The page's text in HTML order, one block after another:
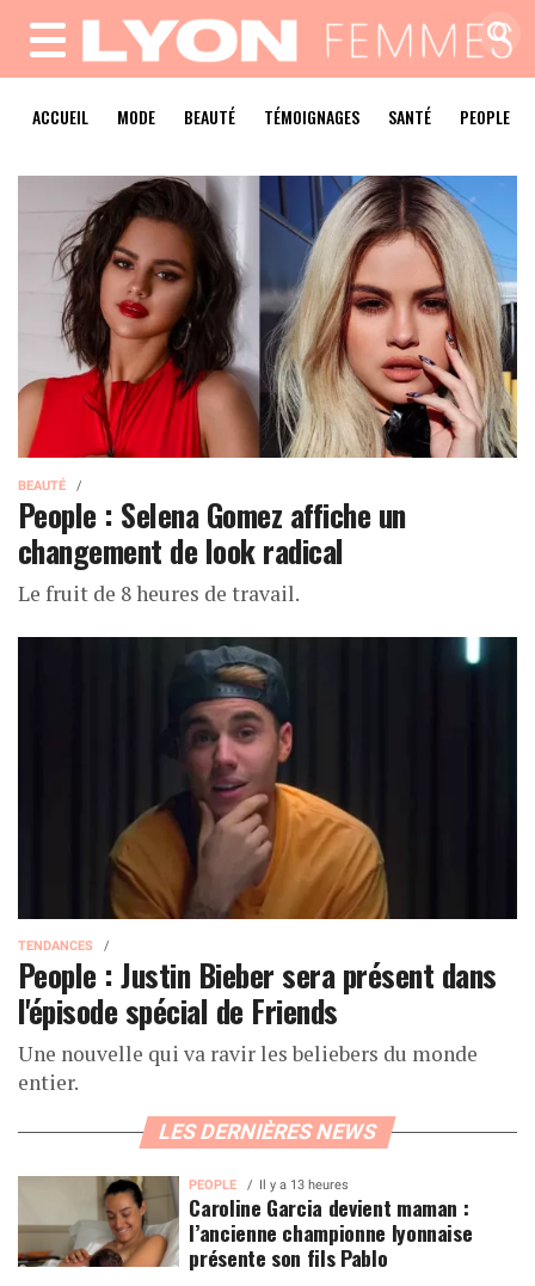
MENU
ACCUEIL MODE BEAUTÉ TÉMOIGNAGES SANTÉ PEOPLE
BEAUTÉ
People : Selena Gomez affiche un
changement de look radical
Le fruit de 8 heures de travail.
TENDANCES
People : Justin Bieber sera présent dans
l'épisode spécial de Friends
Une nouvelle qui va ravir les beliebers du monde
entier.
LES DERNIÈRES NEWS
PEOPLE Il y a 13 heures
Caroline Garcia devient maman :
l’ancienne championne lyonnaise
présente son fils Pablo